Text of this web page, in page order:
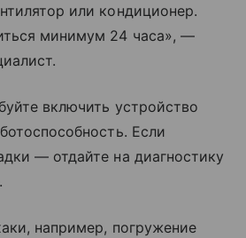
или кондиционер.
минимум 24 часа», —
включить устройство
Если
— отдайте на диагностику
например, погружение